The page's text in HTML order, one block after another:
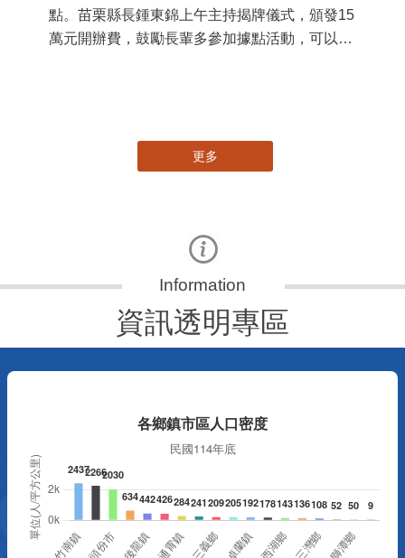
點。苗栗縣長鍾東錦上午主持揭牌儀式，頒發15
萬元開辦費，鼓勵長輩多參加據點活動，可以更
更多
資訊透明專區